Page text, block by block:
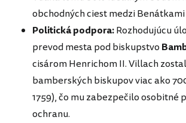
obchodných ciest medzi Benátkami
Politická podpora:Rozhodujúcu
prevod mesta pod biskupstvo
cisárom Henrichom II. Villach
bamberských biskupov viac ako
1759), čo mu zabezpečilo osobitné
ochranu.